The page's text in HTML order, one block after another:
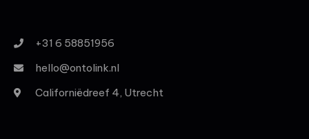
+31 6 58851956
hello@ontolink.nl
Californiëdreef 4, Utrecht